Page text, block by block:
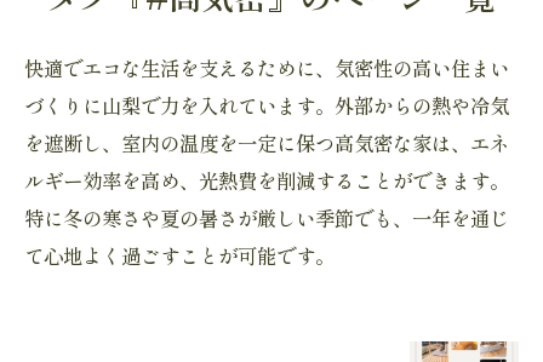
快適でエコな生活を支えるために、気密性の高い住まい
づくりに山梨で力を入れています。外部からの熱や冷気
を遮断し、室内の温度を一定に保つ高気密な家は、エネ
ルギー効率を高め、光熱費を削減することができます。
特に冬の寒さや夏の暑さが厳しい季節でも、一年を通じ
て心地よく過ごすことが可能です。